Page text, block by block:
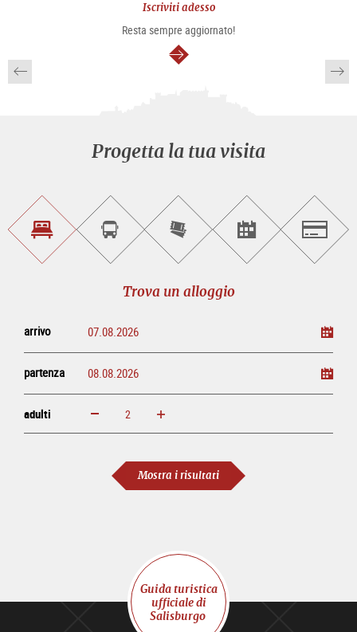
Iscriviti adesso
Resta sempre aggiornato!
segue
Progetta la tua visita
Trova
un
alloggio
Prenota
un
sightseeing
Compra
biglietti
Trova
gli
eventi
Trova un alloggio
arrivo
partenza
adulti ingrandisci diminuisci
Mostra i risultati
Guida turistica
ufficiale di
Salisburgo